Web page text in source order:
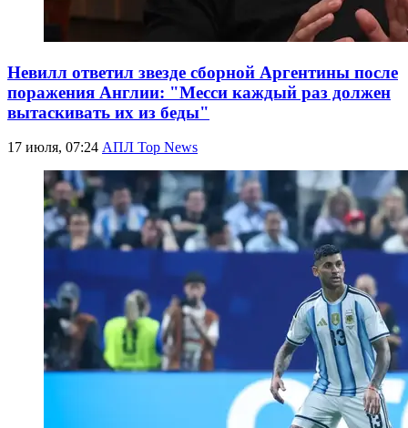
Невилл ответил звезде сборной Аргентины после
поражения Англии: "Месси каждый раз должен
вытаскивать их из беды"
17 июля, 07:24 АПЛ Top News